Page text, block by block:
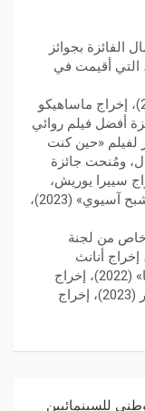
بجوائز
التي أقيمت في
وحصد فيلم «مياماتسو إلى ياماشيتا» (2022)، إخراج ماساهيكو
أفضل فيلم روائي
لفيلم «حين كنت
عادل، ومُنحت جائزة
ل«جونام» (2023)، إخراج سييرا يوريش،
وجائزة أفضل فيلم وثائقي قصير ل«حكاية شبح آسيوي» (2023)،
خاص من لجنة
وهي: «حان وقت الرحيل» (2023)، إخراج أنانث
ماهاديفان في فئة الروائي الطويل، «موليكا» (2022)، إخراج
مايشا مين في فئة الروائي القصير، وبر سار (2023)، إخراج
للسينمائيين